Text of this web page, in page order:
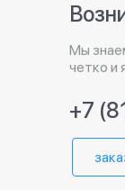
Мы
четко и
+7